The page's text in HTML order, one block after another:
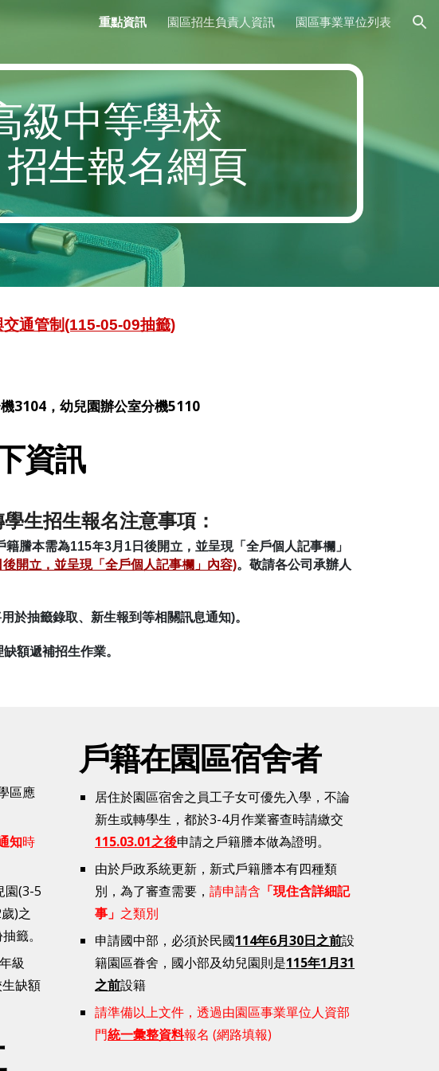
重點資訊 園區招生負責人資訊 園區事業單位列表
級中等學校
生報名網頁
通管制(115-05-09抽籤)
3104，幼兒園辦公室分機5110
資訊
生招生報名注意事項：
籍謄本需為115年3月1日後開立，並呈現「全戶個人記事欄」
開立，並呈現「全戶個人記事欄」內容)。敬請各公司承辦人
於抽籤錄取、新生報到等相關訊息通知)。
額遞補招生作業。
區應
知時
園(3-5
)之
籤。
級
生缺額
戶籍在園區宿舍者
居住於園區宿舍之員工子女可優先入學，不論
新生或轉學生，都於3-4月作業審查時請繳交
115.03.01之後申請之戶籍謄本做為證明。
由於戶政系統更新，新式戶籍謄本有四種類
別，為了審查需要，請申請含 「現住含詳細記
事」 之類別
申請國中部，必須於民國114年6月30日之前設
籍園區眷舍，國小部及幼兒園則是115年1月31
之前設籍
請準備以上文件，透過由園區事業單位人資部
門統一彙整資料報名 (網路填報)